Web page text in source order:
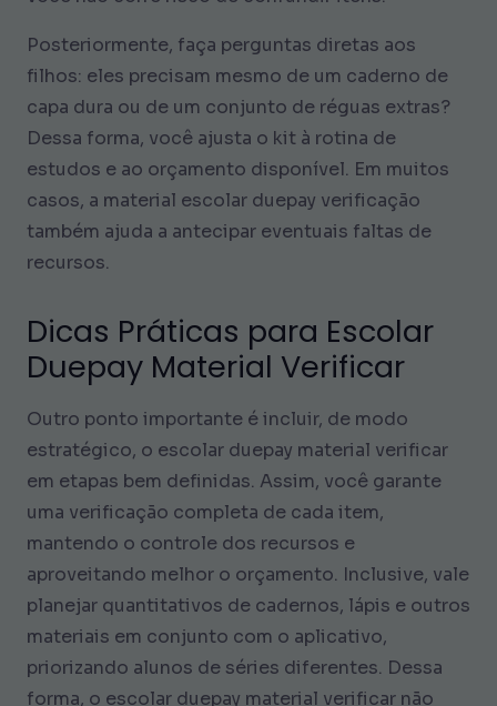
Posteriormente, faça perguntas diretas aos
filhos: eles precisam mesmo de um caderno de
capa dura ou de um conjunto de réguas extras?
Dessa forma, você ajusta o kit à rotina de
estudos e ao orçamento disponível. Em muitos
casos, a material escolar duepay verificação
também ajuda a antecipar eventuais faltas de
recursos.
Dicas Práticas para Escolar
Duepay Material Verificar
Outro ponto importante é incluir, de modo
estratégico, o escolar duepay material verificar
em etapas bem definidas. Assim, você garante
uma verificação completa de cada item,
mantendo o controle dos recursos e
aproveitando melhor o orçamento. Inclusive, vale
planejar quantitativos de cadernos, lápis e outros
materiais em conjunto com o aplicativo,
priorizando alunos de séries diferentes. Dessa
forma, o escolar duepay material verificar não